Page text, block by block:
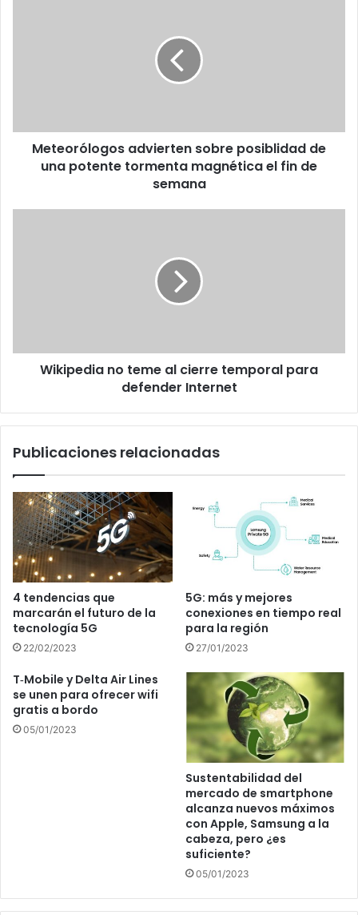
magnética
Meteorólogos advierten sobre posiblidad de
una potente tormenta magnética el fin de
semana
Internet
Wikipedia no teme al cierre temporal para
defender Internet
Publicaciones relacionadas
4 tendencias que
marcarán el futuro de la
tecnología 5G
22/02/2023
5G: más y mejores
conexiones en tiempo real
para la región
27/01/2023
T‑Mobile y Delta Air Lines
se unen para ofrecer wifi
gratis a bordo
05/01/2023
Sustentabilidad del
mercado de smartphone
alcanza nuevos máximos
con Apple, Samsung a la
cabeza, pero ¿es
suficiente?
05/01/2023